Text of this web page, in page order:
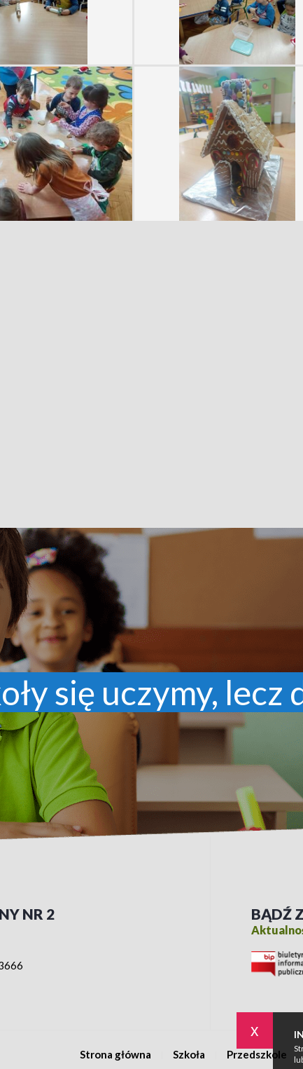
x
się uczymy, lecz
NR 2 BĄDŹ
Strona główna Szkoła Przedszkole